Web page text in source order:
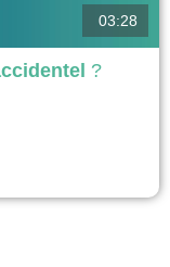
le cas Van Gogh
racines ayant inspiré
propriété à Auvers-
03:28
?